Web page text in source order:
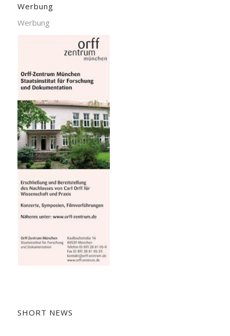
Werbung
Werbung
SHORT NEWS